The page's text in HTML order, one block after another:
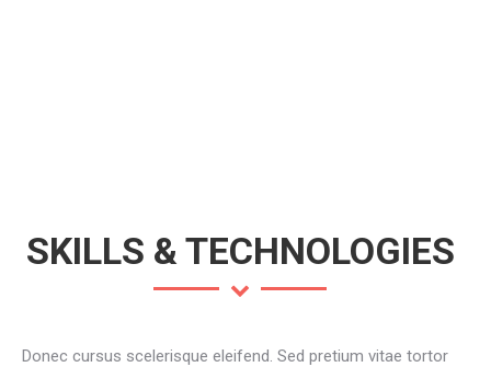
SKILLS & TECHNOLOGIES
Donec cursus scelerisque eleifend. Sed pretium vitae tortor